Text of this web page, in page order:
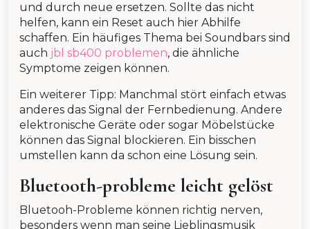
und durch neue ersetzen. Sollte das nicht
helfen, kann ein Reset auch hier Abhilfe
schaffen. Ein häufiges Thema bei Soundbars sind
auch jbl sb400 problemen, die ähnliche
Symptome zeigen können.
Ein weiterer Tipp: Manchmal stört einfach etwas
anderes das Signal der Fernbedienung. Andere
elektronische Geräte oder sogar Möbelstücke
können das Signal blockieren. Ein bisschen
umstellen kann da schon eine Lösung sein.
Bluetooth-probleme leicht gelöst
Bluetooh-Probleme können richtig nerven,
besonders wenn man seine Lieblingsmusik